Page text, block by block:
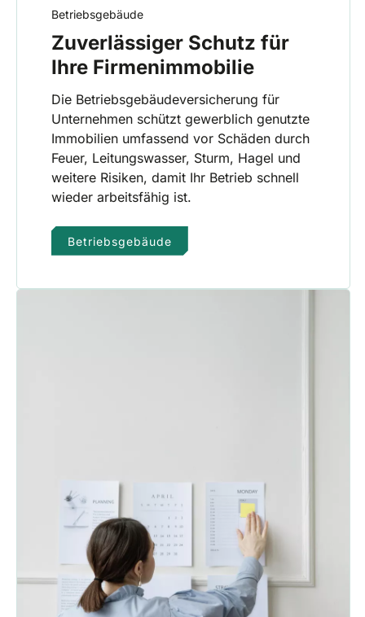
Betriebsgebäude
Zuverlässiger Schutz für
Ihre Firmenimmobilie
Die Betriebsgebäudeversicherung für
Unternehmen schützt gewerblich genutzte
Immobilien umfassend vor Schäden durch
Feuer, Leitungswasser, Sturm, Hagel und
weitere Risiken, damit Ihr Betrieb schnell
wieder arbeitsfähig ist.
Betriebsgebäude